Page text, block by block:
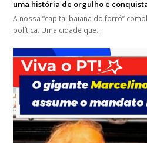
uma história de orgulho e
A nossa “capital baiana do forró”
política. Uma cidade que…